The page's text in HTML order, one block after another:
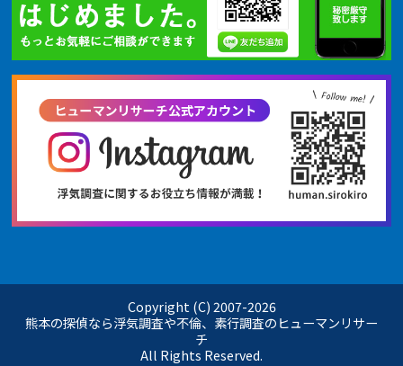
Copyright (C) 2007-2026
熊本の探偵なら浮気調査や不倫、素行調査のヒューマンリサー
チ
All Rights Reserved.